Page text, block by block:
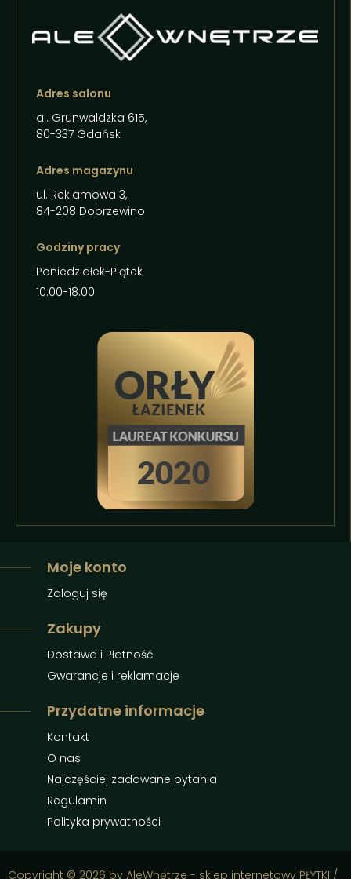
Adres salonu
al. Grunwaldzka 615,
80-337 Gdańsk
Adres magazynu
ul. Reklamowa 3,
84-208 Dobrzewino
Godziny pracy
Poniedziałek-Piątek
10:00-18:00
Moje konto
Zaloguj się
Zakupy
Dostawa i Płatność
Gwarancje i reklamacje
Przydatne informacje
Kontakt
O nas
Najczęściej zadawane pytania
Regulamin
Polityka prywatności
Copyright © 2026 by AleWnętrze - sklep internetowy PŁYTKI /